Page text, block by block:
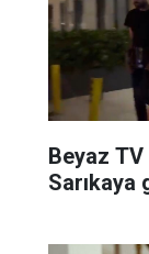
Beyaz TV
Sarıkaya